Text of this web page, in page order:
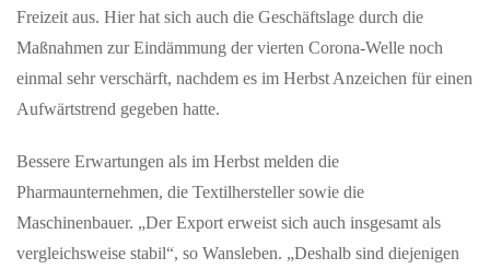
basierten Wildbienen-Zählung auf Konstanz – Wer gerade
aufmerksam durch den Garten…
Naturpark-Markt am Freilichtmuseum Klausenhof
Erstmals findet in diesem Jahr ein Naturparkmarkt bei uns statt –
darüber freuen wir uns sehr. Am Naturpark-Markt präsentieren
regionale…
Freizeit aus. Hier hat sich auch die Geschäftslage durch die
Maßnahmen zur Eindämmung der vierten Corona-Welle noch
einmal sehr verschärft, nachdem es im Herbst Anzeichen für einen
Aufwärtstrend gegeben hatte.
Bessere Erwartungen als im Herbst melden die
Pharmaunternehmen, die Textilhersteller sowie die
Maschinenbauer. „Der Export erweist sich auch insgesamt als
vergleichsweise stabil“, so Wansleben. „Deshalb sind diejenigen